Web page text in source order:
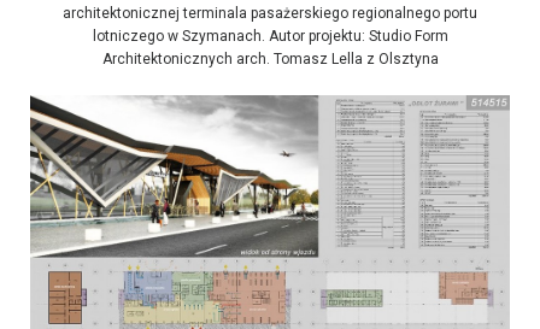
architektonicznej terminala pasażerskiego regionalnego portu
lotniczego w Szymanach. Autor projektu: Studio Form
Architektonicznych arch. Tomasz Lella z Olsztyna